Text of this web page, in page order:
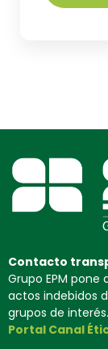
Contacto
Grupo EPM
actos indebidos
grupos de
Portal Canal